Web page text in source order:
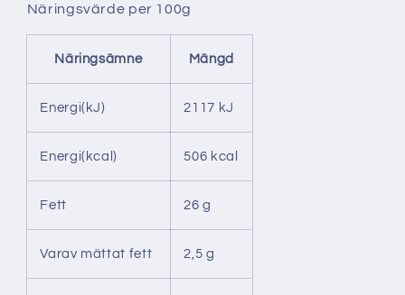
u
r
C
r
g
Näringsvärde per 100g
Näringsämne Mängd
Energi(kJ) 2117 kJ
Energi(kcal) 506 kcal
Fett 26 g
Varav mättat fett 2,5 g